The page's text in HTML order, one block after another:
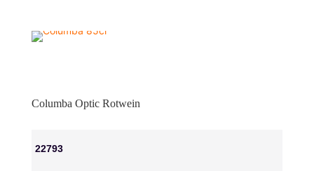
Columba Optic Rotwein
22793